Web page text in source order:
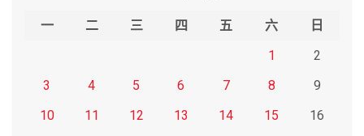
一 二 三 四 五 六
日
1
2
3
4 5 6 7 8
9
10
11 12 13 14 15
16